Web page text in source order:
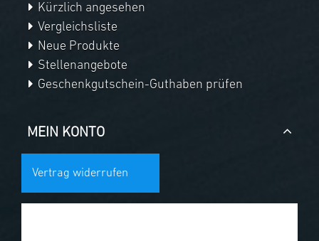
Kürzlich angesehen
Vergleichsliste
Neue Produkte
Stellenangebote
Geschenkgutschein-Guthaben prüfen
MEIN KONTO
Vertrag widerrufen